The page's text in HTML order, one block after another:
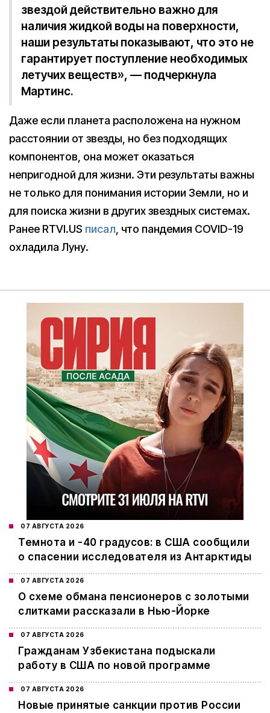
звездой действительно важно для
наличия жидкой воды на поверхности,
наши результаты показывают, что это не
гарантирует поступление необходимых
летучих веществ», — подчеркнула
Мартинс.
Даже если планета расположена на нужном
расстоянии от звезды, но без подходящих
компонентов, она может оказаться
непригодной для жизни. Эти результаты важны
не только для понимания истории Земли, но и
для поиска жизни в других звездных системах.
Ранее RTVI.US писал, что пандемия COVID-19
охладила Луну.
07 АВГУСТА 2026
Темнота и -40 градусов: в США сообщили
о спасении исследователя из Антарктиды
07 АВГУСТА 2026
О схеме обмана пенсионеров с золотыми
слитками рассказали в Нью-Йорке
07 АВГУСТА 2026
Гражданам Узбекистана подыскали
работу в США по новой программе
07 АВГУСТА 2026
Новые принятые санкции против России